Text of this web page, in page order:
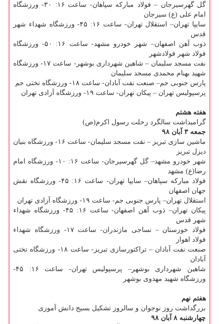
گل گهرسیرجان – فولاد مباركه سپاهان- ساعت ۱۶: ۳۰- ورزشگاه
امام علی (ع) سیرجان
سایپا تهران– استقلال تهران- ساعت ۱۶: ۴۵- ورزشگاه شهداء شهر
قدس
ذوب آهن اصفهان– شهر خودرو مشهد- ساعت ۱۶: ۵۰- ورزشگاه
فولاد شهر فولادشهر
نفت مسجد سلیمان – شاهین شهرداری بوشهر- ساعت ۱۷- ورزشگاه
شهید بهنام محمدی مسجد سلیمان
پارس جنوبی جم– صنعت نفت آبادان- ساعت ۱۸- ورزشگاه تختی جم
پرسپولیس تهران – پیكان تهران- ساعت ۱۹- ورزشگاه آزادی تهران
هفته هشتم
گرامیداشت سالگرد رحلت رسول اكرم(ص)
جمعه ۳ آبان ۹۸
ماشین سازی تبریز – نفت مسجد سلیمان- ساعت ۱۶- ورزشگاه بنیان
دیزل تبریز
شهر خودرو مشهد– گل گهرسیرجان- ساعت ۱۶: ۱۰- ورزشگاه امام
رضا(ع) مشهد
فولاد مباركه سپاهان– سایپا تهران- ساعت ۱۶: ۴۵- ورزشگاه نقش
جهان اصفهان
استقلال تهران– پارس جنوبی جم- ساعت ۱۹- ورزشگاه آزادی تهران
پیكان تهران– ذوب آهن اصفهان- ساعت ۱۶: ۴۵- ورزشگاه شهداء
شهر قدس
فولاد خوزستان – نساجی مازندران- ساعت ۱۷- ورزشگاه شهداء
فولاد اهواز
صنعت نفت آبادان – تراكتورسازی تبریز- ساعت ۱۸- ورزشگاه تختی
آبادان
شاهین شهرداری بوشهر– پرسپولیس تهران- ساعت ۱۶: ۴۵-
ورزشگاه شهید مهدوی بوشهر
هفتم نهم
بزرگداشت روز نوجوان و سالروز تشكیل بسیج دانش آموزی
چهارشنبه ۸ آبان ۹۸